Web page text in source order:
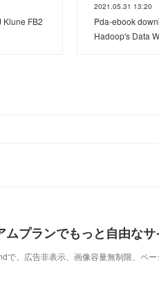
Klune FB2
2021.05.31 13:20
Pda-ebook
Hadoop's Data
ムプランでもっと自由なサ
で、広告非表示、画像容量無制限、ペー